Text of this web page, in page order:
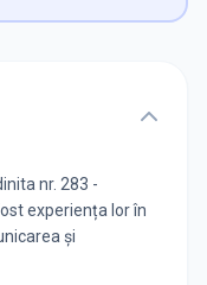
nr. 283 -
experiența lor în
și